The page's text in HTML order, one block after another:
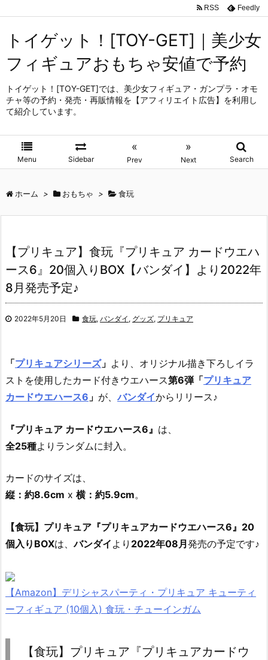
トイゲット！[TOY-GET]｜美少女
フィギュアおもちゃ安値で予約
トイゲット！[TOY-GET]では、美少女フィギュア・ガンプラ・オモ
チャ等の予約・発売・再販情報を【アフィリエイト広告】を利用し
て紹介しています。
Menu Sidebar
«
Prev
»
Next Search
RSS Feedly
ホーム > おもちゃ > 食玩
【プリキュア】食玩『プリキュア カードウエハ
ース6』20個入りBOX【バンダイ】より2022年
8月発売予定♪
2022年5月20日 食玩, バンダイ , グッズ, プリキュア
「プリキュアシリーズ」 より、 オリジナル描き下ろしイラ
ストを使用したカード付きウエハース第6弾「プリキュア
カードウエハース6 」 が、バンダイからリリース♪
『プリキュア カードウエハース6』 は、
全25種よりランダムに封入。
カードのサイズは、
縦：約8.6cm x 横：約5.9cm。
【食玩】プリキュア『プリキュアカードウエハース6』20
個入りBOXは、バンダイ より 2022年08月発売の予定です♪
【Amazon】デリシャスパーティ・プリキュア キューティ
ーフィギュア (10個入) 食玩・チューインガム
【食玩】プリキュア『プリキュアカードウ